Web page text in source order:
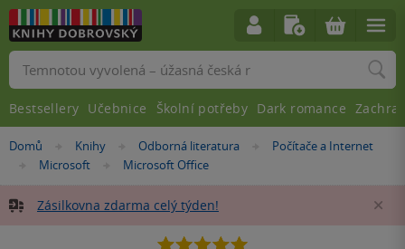
Nacházíte
Domů »Knihy »Odborná literatura »Počítače a Internet
»
Microsoft »
Microsoft Office
Zásilkovna zdarma celý týden!
5.0
Vyhledávání
Bestsellery Učebnice Školní potřeby Dark romance